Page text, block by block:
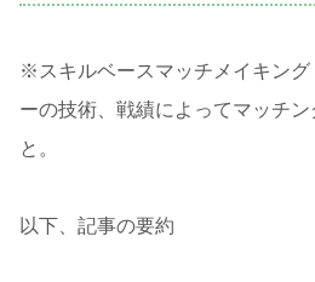
※スキルベースマッチメイキン
ーの技術、戦績によってマッチ
と。
以下、記事の要約